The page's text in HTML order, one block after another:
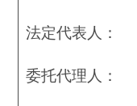
法定代表人：
委托代理人：